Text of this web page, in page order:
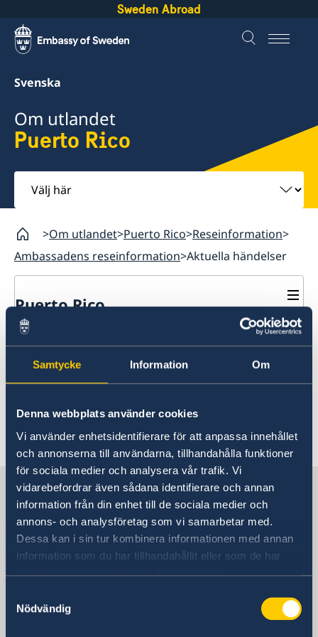
Samtycke Information Om
Denna webbplats använder cookies
Vi använder enhetsidentifierare för att anpassa innehållet
och annonserna till användarna, tillhandahålla funktioner
för sociala medier och analysera vår trafik. Vi
vidarebefordrar även sådana identifierare och annan
information från din enhet till de sociala medier och
annons- och analysföretag som vi samarbetar med.
Dessa kan i sin tur kombinera informationen med annan
information som du har tillhandahållit eller som de har
samlat in när du har använt deras tjänster.
Nödvändig
Sweden Abroad
Svenska
Om utlandet
Puerto Rico
Välj
här
Om utlandet Puerto Rico Reseinformation
Ambassadens reseinformation Aktuella händelser
Puerto Rico
Rösta i Puerto Rico
Hjälp till svenskar i Puerto Rico
Rösta i Puerto Rico
Pass i Puerto Rico
Reseinformation
Aktuella händelser
Aktuella händelser
För närvarande finns inga aktuella händelser
Senast uppdaterad 31 juli 2026, 11.40
Sverige i Puerto Rico
Sveriges ambassad